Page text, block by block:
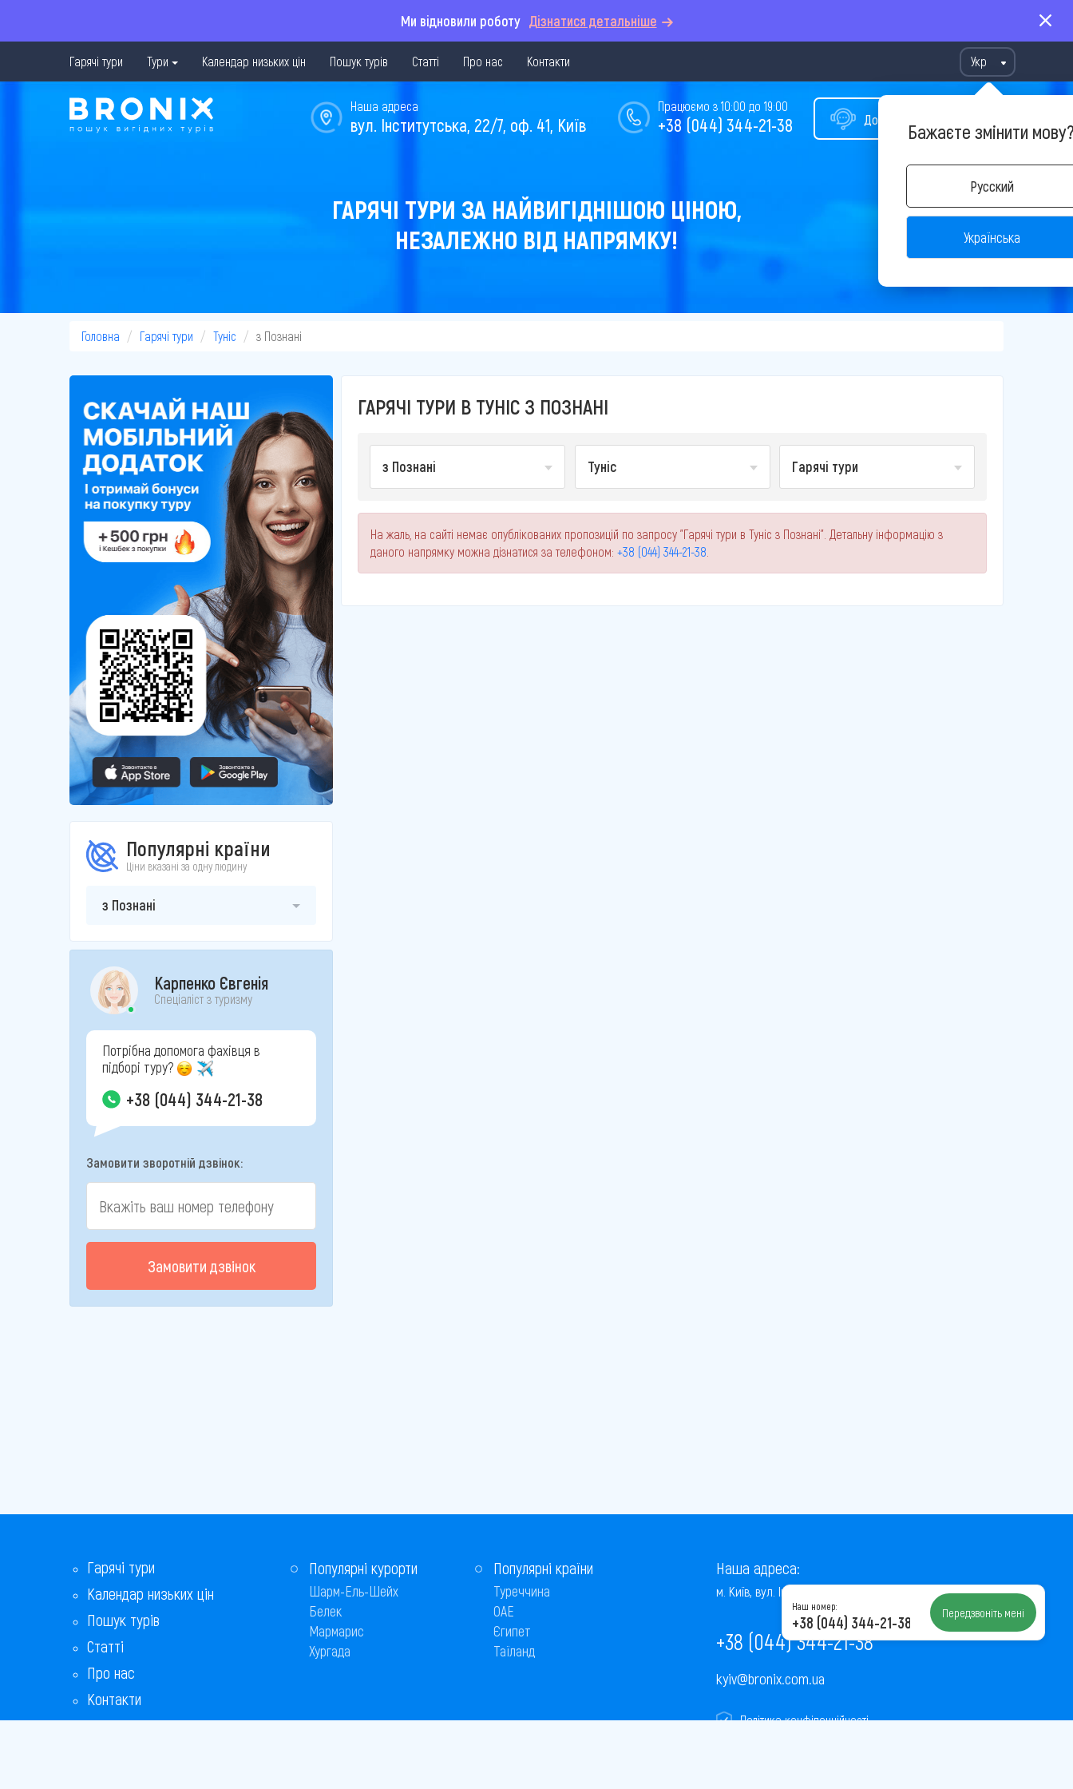
Ми відновили роботу Дізнатися детальніше
Гарячі тури Тури Календар низьких цін Пошук турів Статті Про нас Контакти Укр
Бажаєте змінити
Русский
Українська
Допомога у виборі туру
Працюємо з 10:00 до 19:00
+38 (044) 344-21-38
Наша адреса
вул. Інститутська, 22/7, оф. 41, Київ
ГАРЯЧІ ТУРИ ЗА НАЙВИГІДНІШОЮ ЦІНОЮ,
НЕЗАЛЕЖНО ВІД НАПРЯМКУ!
Головна Гарячі тури Туніс з Познані
Популярні країни
Ціни вказані за одну людину
з Познані
Карпенко Євгенія
Спеціаліст з туризму
Потрібна допомога фахівця в
підборі туру?
+38 (044) 344-21-38
Замовити зворотній дзвінок:
Замовити дзвінок
ГАРЯЧІ ТУРИ В ТУНІС З ПОЗНАНІ
з Познані Туніс Гарячі тури
На жаль, на сайті немає опублікованих пропозицій по запросу "Гарячі тури в Туніс з Познані". Детальну інформацію з
даного напрямку можна дізнатися за телефоном: +38 (044) 344-21-38
Гарячі тури
Календар низьких цін
Пошук турів
Статті
Про нас
Контакти
Бонусна програма
Популярні курорти
Шарм-Ель-Шейх
Белек
Мармарис
Хургада
Популярні країни
Туреччина
ОАЕ
Єгипет
Таїланд
Наша адреса:
м. Київ, вул. Інститутська, 22/7, оф. 41
+38 (044) 344-21-38
kyiv@bronix.com.ua
Політика конфіденційності
Наш номер:
+38 (044) 344-21-38 Передзвоніть мені